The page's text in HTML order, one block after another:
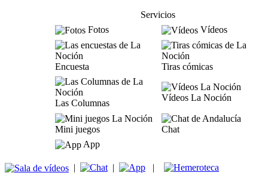
Servicios
Fotos
Vídeos
Encuesta Tiras cómicas
Las Columnas
Vídeos La Noción
Mini juegos
Chat
App
| | |